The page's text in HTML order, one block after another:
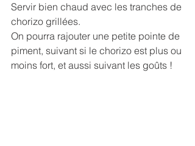
Servir bien chaud avec les tranches de
chorizo grillées.
On pourra rajouter une petite pointe de
piment, suivant si le chorizo est plus ou
moins fort, et aussi suivant les goûts !